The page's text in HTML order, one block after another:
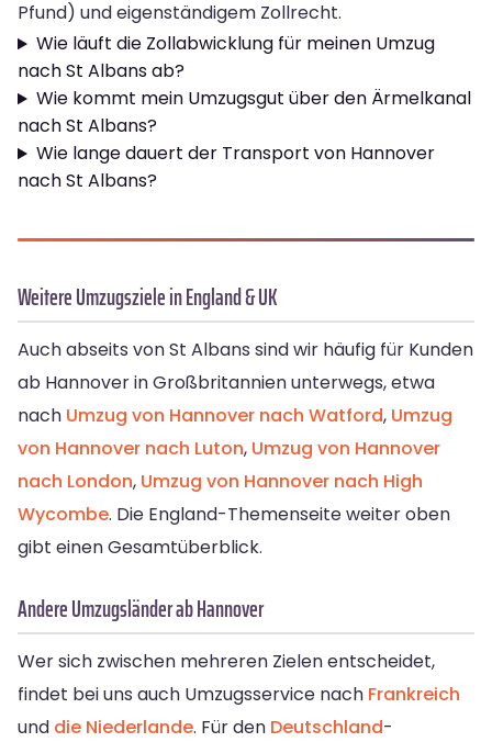
Pfund) und eigenständigem Zollrecht.
Wie läuft die Zollabwicklung für meinen Umzug
nach St Albans ab?
Wie kommt mein Umzugsgut über den Ärmelkanal
nach St Albans?
Wie lange dauert der Transport von Hannover
nach St Albans?
Weitere Umzugsziele in England & UK
Auch abseits von St Albans sind wir häufig für Kunden
ab Hannover in Großbritannien unterwegs, etwa
nach Umzug von Hannover nach Watford, Umzug
von Hannover nach Luton, Umzug von Hannover
nach London, Umzug von Hannover nach High
Wycombe. Die England-Themenseite weiter oben
gibt einen Gesamtüberblick.
Andere Umzugsländer ab Hannover
Wer sich zwischen mehreren Zielen entscheidet,
findet bei uns auch Umzugsservice nach Frankreich
und die Niederlande. Für den Deutschland-